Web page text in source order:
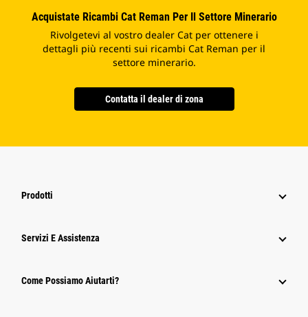
Acquistate Ricambi Cat Reman Per Il Settore Minerario
Rivolgetevi al vostro dealer Cat per ottenere i
dettagli più recenti sui ricambi Cat Reman per il
settore minerario.
Contatta il dealer di zona
Prodotti
Servizi E Assistenza
Come Possiamo Aiutarti?